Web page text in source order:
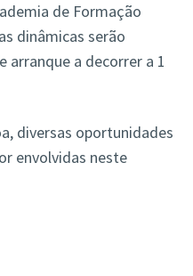
de Formação
dinâmicas serão
arranque a decorrer a 1
diversas oportunidades
envolvidas neste